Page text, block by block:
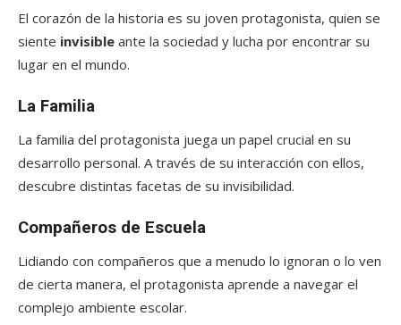
El corazón de la historia es su joven protagonista, quien se
siente invisible ante la sociedad y lucha por encontrar su
lugar en el mundo.
La Familia
La familia del protagonista juega un papel crucial en su
desarrollo personal. A través de su interacción con ellos,
descubre distintas facetas de su invisibilidad.
Compañeros de Escuela
Lidiando con compañeros que a menudo lo ignoran o lo ven
de cierta manera, el protagonista aprende a navegar el
complejo ambiente escolar.